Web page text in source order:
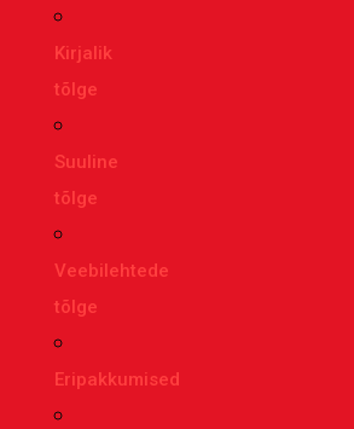
Kirjalik
tõlge
Suuline
tõlge
Veebilehtede
tõlge
Eripakkumised